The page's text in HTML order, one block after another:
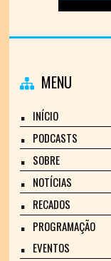
MENU
INÍCIO
PODCASTS
SOBRE
NOTÍCIAS
RECADOS
PROGRAMAÇÃO
EVENTOS